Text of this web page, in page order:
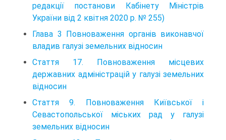
редакції постанови Кабінету Міністрів
України від 2 квітня 2020 р. № 255)
Глава 3 Повноваження органів виконавчої
владив галузі земельних відносин
Стаття 17. Повноваження місцевих
державних адміністрацій у галузі земельних
відносин
Стаття 9. Повноваження Київської і
Севастопольської міських рад у галузі
земельних відносин